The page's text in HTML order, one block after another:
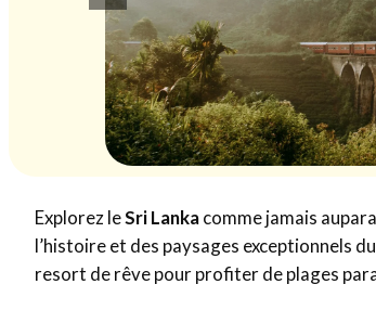
Explorez leSri Lankacomme jamais
l’histoire et des paysages exceptionnels
resort de rêve pour profiter de plages